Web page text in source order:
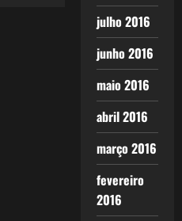
julho 2016
junho 2016
maio 2016
abril 2016
março 2016
fevereiro
2016